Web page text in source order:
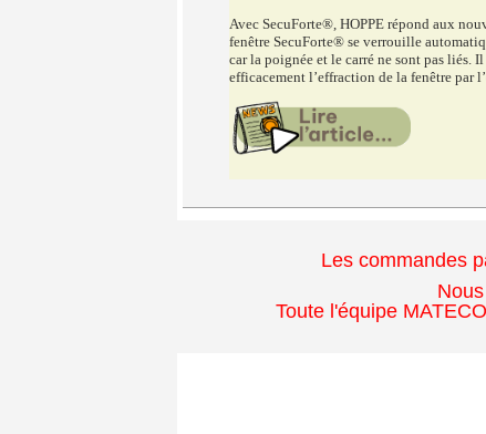
Avec SecuForte®, HOPPE répond aux
fenêtre SecuForte® se verrouille
car la poignée et le carré ne sont pas liés.
efficacement l’effraction de la fenêtre par
Les commandes
Toute l'équipe